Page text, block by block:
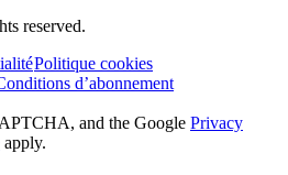
reserved.
Politique cookies
d’abonnement
and the Google Privacy
apply.